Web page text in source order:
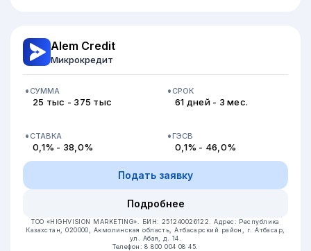
Alem Credit
Микрокредит
СУММА
25 тыс - 375 тыс
СРОК
61 дней - 3 мес.
СТАВКА
0,1% - 38,0%
ГЭСВ
0,1% - 46,0%
Подать заявку
Подробнее
ТОО «HIGHVISION MARKETING». БИН: 251240026122.Адрес: Республика
Казахстан, 020000, Акмолинская область, Атбасарский район, г. Атбасар,
ул. Абая, д. 14.
Телефон: 8 800 004 08 45.